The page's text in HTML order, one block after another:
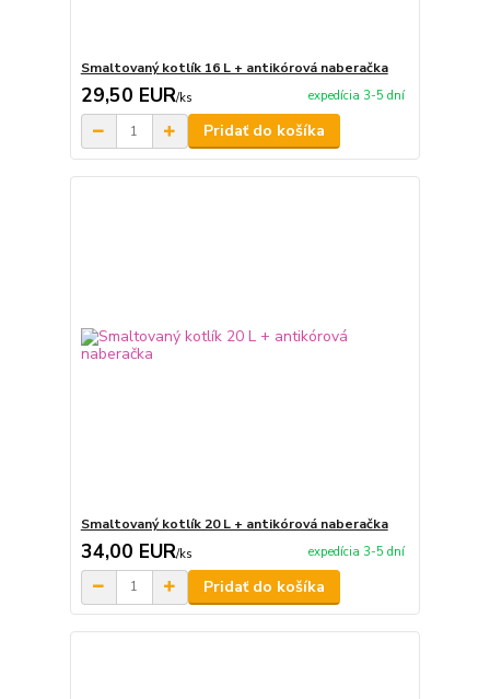
Smaltovaný kotlík 16 L + antikórová naberačka
29,50 EUR/ks expedícia 3-5 dní
Pridať do košíka
Smaltovaný kotlík 20 L + antikórová naberačka
34,00 EUR/ks expedícia 3-5 dní
Pridať do košíka